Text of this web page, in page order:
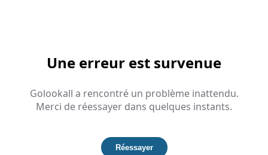
Une erreur est survenue
Golookall a rencontré un problème inattendu.
Merci de réessayer dans quelques instants.
Réessayer